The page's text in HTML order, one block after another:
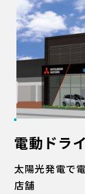
電動ドラ
太陽光発電で
店舗